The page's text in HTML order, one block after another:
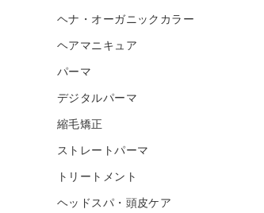
ヘナ・オーガニックカラー
ヘアマニキュア
パーマ
デジタルパーマ
縮毛矯正
ストレートパーマ
トリートメント
ヘッドスパ・頭皮ケア